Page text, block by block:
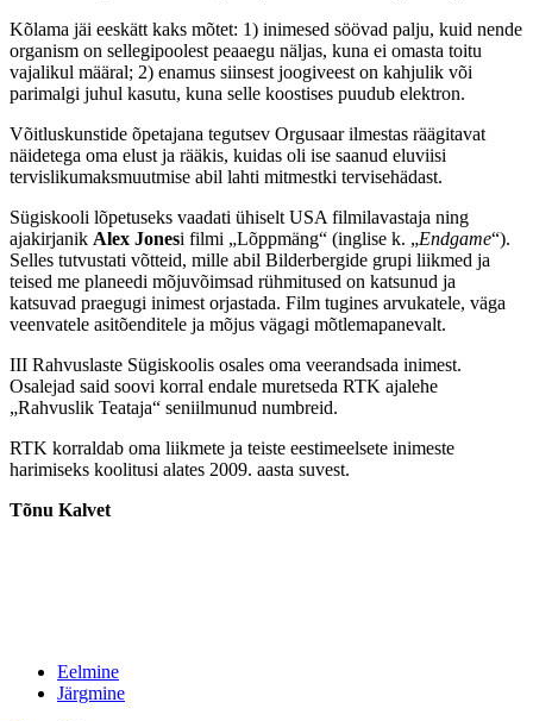
Kõlama jäi eeskätt kaks mõtet: 1) inimesed söövad palju, kuid nende
organism on sellegipoolest peaaegu näljas, kuna ei omasta toitu
vajalikul määral; 2) enamus siinsest joogiveest on kahjulik või
parimalgi juhul kasutu, kuna selle koostises puudub elektron.
Võitluskunstide õpetajana tegutsev Orgusaar ilmestas räägitavat
näidetega oma elust ja rääkis, kuidas oli ise saanud eluviisi
tervislikumaksmuutmise abil lahti mitmestki tervisehädast.
Sügiskooli lõpetuseks vaadati ühiselt USA filmilavastaja ning
ajakirjanik Alex Jonesi filmi „Lõppmäng“ (inglise k. „Endgame“).
Selles tutvustati võtteid, mille abil Bilderbergide grupi liikmed ja
teised me planeedi mõjuvõimsad rühmitused on katsunud ja
katsuvad praegugi inimest orjastada. Film tugines arvukatele, väga
veenvatele asitõenditele ja mõjus vägagi mõtlemapanevalt.
III Rahvuslaste Sügiskoolis osales oma veerandsada inimest.
Osalejad said soovi korral endale muretseda RTK ajalehe
„Rahvuslik Teataja“ seniilmunud numbreid.
RTK korraldab oma liikmete ja teiste eestimeelsete inimeste
harimiseks koolitusi alates 2009. aasta suvest.
Tõnu Kalvet
Eelmine
Järgmine